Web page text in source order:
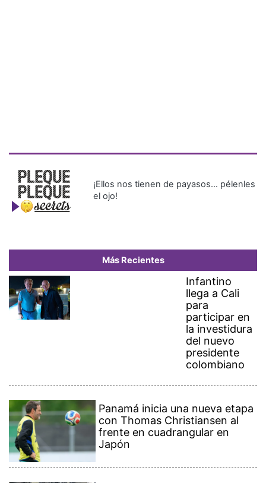
¡Ellos nos tienen de payasos… pélenles
el ojo!
Más Recientes
Infantino
llega a Cali
para
participar en
la investidura
del nuevo
presidente
colombiano
Panamá inicia una nueva etapa
con Thomas Christiansen al
frente en cuadrangular en
Japón